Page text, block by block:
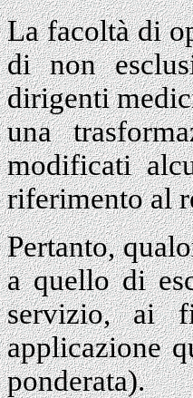
La facoltà di
di non
dirigenti
una
modificati
riferimento al
Pertanto,
a quello di
servizio, ai
applicazione
ponderata).